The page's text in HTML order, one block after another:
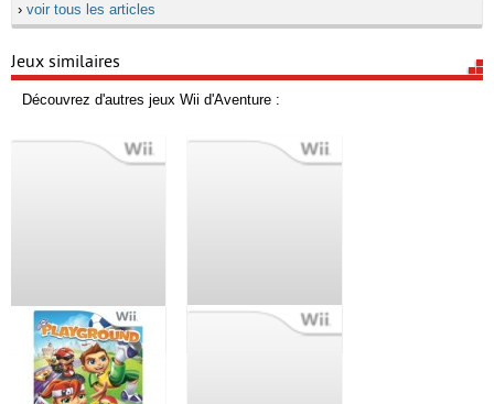
› voir tous les articles
Jeux similaires
Découvrez d'autres jeux Wii d'Aventure :